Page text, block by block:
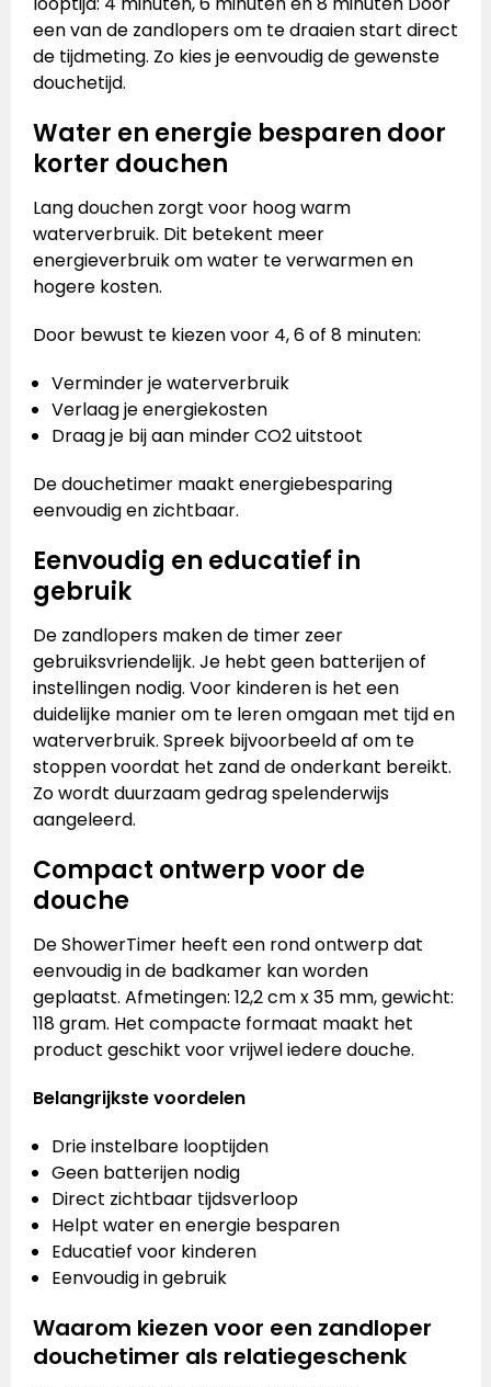
een van de zandlopers om te draaien start direct
de tijdmeting. Zo kies je eenvoudig de gewenste
douchetijd.
Water en energie besparen door
korter douchen
Lang douchen zorgt voor hoog warm
waterverbruik. Dit betekent meer
energieverbruik om water te verwarmen en
hogere kosten.
Door bewust te kiezen voor 4, 6 of 8 minuten:
Verminder je waterverbruik
Verlaag je energiekosten
Draag je bij aan minder CO2 uitstoot
De douchetimer maakt energiebesparing
eenvoudig en zichtbaar.
Eenvoudig en educatief in
gebruik
De zandlopers maken de timer zeer
gebruiksvriendelijk. Je hebt geen batterijen of
instellingen nodig. Voor kinderen is het een
duidelijke manier om te leren omgaan met tijd en
waterverbruik. Spreek bijvoorbeeld af om te
stoppen voordat het zand de onderkant bereikt.
Zo wordt duurzaam gedrag spelenderwijs
aangeleerd.
Compact ontwerp voor de
douche
De ShowerTimer heeft een rond ontwerp dat
eenvoudig in de badkamer kan worden
geplaatst. Afmetingen: 12,2 cm x 35 mm, gewicht:
118 gram. Het compacte formaat maakt het
product geschikt voor vrijwel iedere douche.
Belangrijkste voordelen
Drie instelbare looptijden
Geen batterijen nodig
Direct zichtbaar tijdsverloop
Helpt water en energie besparen
Educatief voor kinderen
Eenvoudig in gebruik
Waarom kiezen voor een zandloper
douchetimer als relatiegeschenk